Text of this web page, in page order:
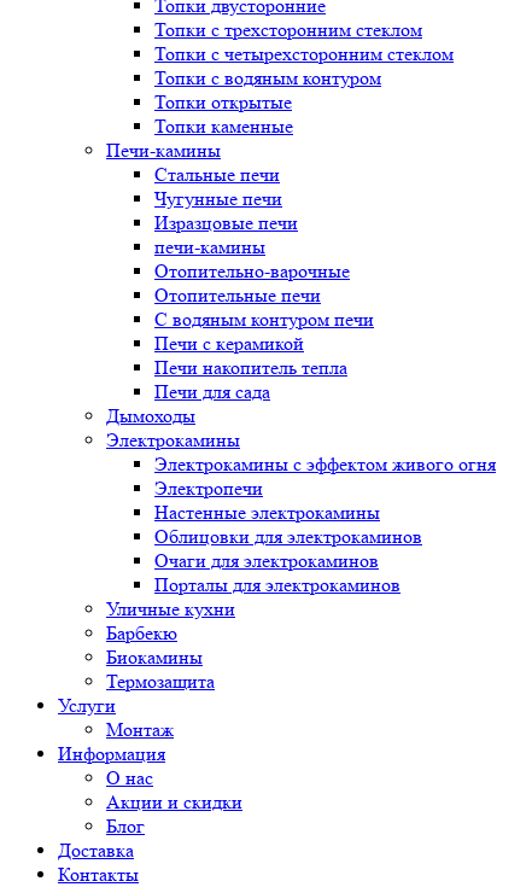
Топки двусторонние
Топки с трехсторонним стеклом
Топки с четырехсторонним стеклом
Топки с водяным контуром
Топки открытые
Топки каменные
Печи-камины
Стальные печи
Чугунные печи
Изразцовые печи
печи-камины
Отопительно-варочные
Отопительные печи
С водяным контуром печи
Печи с керамикой
Печи накопитель тепла
Печи для сада
Дымоходы
Электрокамины
Электрокамины с эффектом живого огня
Электропечи
Настенные электрокамины
Облицовки для электрокаминов
Очаги для электрокаминов
Порталы для электрокаминов
Уличные кухни
Барбекю
Биокамины
Термозащита
Услуги
Монтаж
Информация
О нас
Акции и скидки
Блог
Доставка
Контакты